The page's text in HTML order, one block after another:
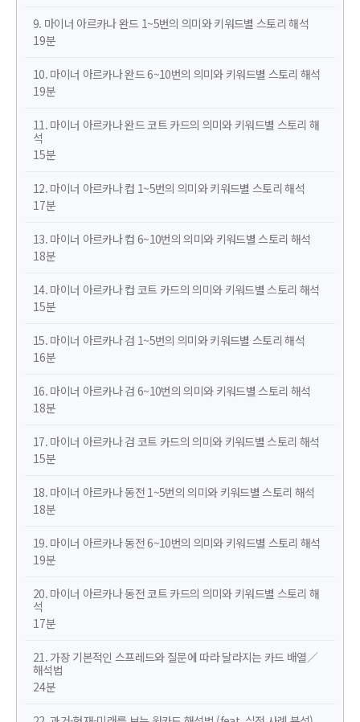
9. 마이너 아르카나 완드 1~5번의 의미와 키워드별 스토리 해석
19분
10. 마이너 아르카나 완드 6~10번의 의미와 키워드별 스토리 해석
19분
11. 마이너 아르카나 완드 코트 카드의 의미와 키워드별 스토리 해
석
15분
12. 마이너 아르카나 컵 1~5번의 의미와 키워드별 스토리 해석
17분
13. 마이너 아르카나 컵 6~10번의 의미와 키워드별 스토리 해석
18분
14. 마이너 아르카나 컵 코트 카드의 의미와 키워드별 스토리 해석
15분
15. 마이너 아르카나 검 1~5번의 의미와 키워드별 스토리 해석
16분
16. 마이너 아르카나 검 6~10번의 의미와 키워드별 스토리 해석
18분
17. 마이너 아르카나 검 코트 카드의 의미와 키워드별 스토리 해석
15분
18. 마이너 아르카나 동전 1~5번의 의미와 키워드별 스토리 해석
18분
19. 마이너 아르카나 동전 6~10번의 의미와 키워드별 스토리 해석
19분
20. 마이너 아르카나 동전 코트 카드의 의미와 키워드별 스토리 해
석
17분
21. 가장 기본적인 스프레드와 질문에 따라 달라지는 카드 배열／
해석법
24분